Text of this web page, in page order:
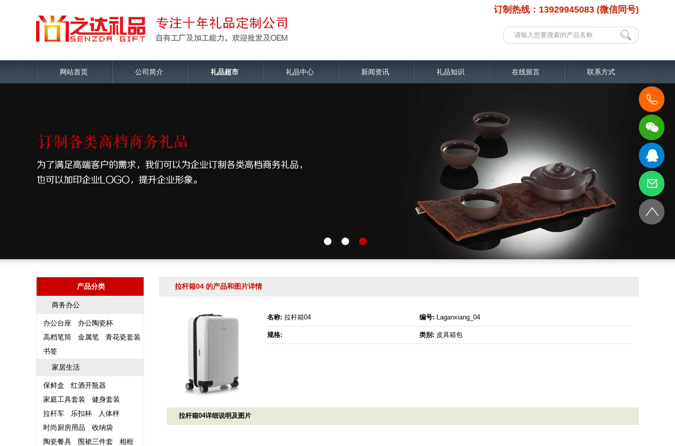
订制热线：13929945083 (微信同号)
网站首页 公司简介 礼品超市 礼品中心 新闻资讯 礼品知识 在线留言 联系方式
产品分类
商务办公
办公台座
办公陶瓷杯
高档笔筒
金属笔
青花瓷套装
书签
家居生活
保鲜盒
红酒开瓶器
家庭工具套装
健身套装
拉杆车
乐扣杯
人体秤
时尚厨房用品
收纳袋
陶瓷餐具
围裙三件套
相框
拉杆箱04 的产品和图片详情
名称: 拉杆箱04 编号: Laganxiang_04
规格: 类别: 皮具箱包
拉杆箱04详细说明及图片